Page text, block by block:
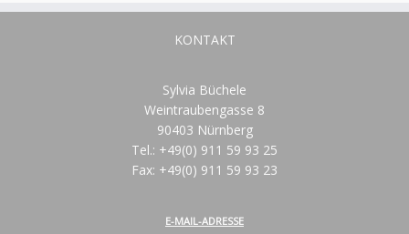
KONTAKT
Sylvia Büchele
Weintraubengasse 8
90403 Nürnberg
Tel.: +49(0) 911 59 93 25
Fax: +49(0) 911 59 93 23
E-MAIL-ADRESSE